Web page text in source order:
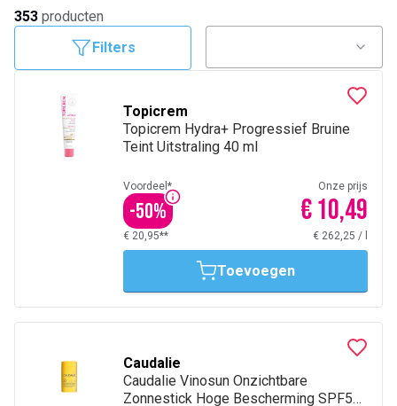
schaduw, beschermende kleding, een hoed en zonnebril,
vooral tussen 11.00 en 15.00 uur of bij hoge UV-index.
353 producten
Filters
Topicrem
Topicrem Hydra+ Progressief Bruine
Teint Uitstraling 40 ml
Voordeel*
-50%
Onze prijs
€ 10,49
€ 20,95** € 262,25 /
Toevoegen
Caudalie
Caudalie Vinosun Onzichtbare
Zonnestick Hoge Bescherming SPF50